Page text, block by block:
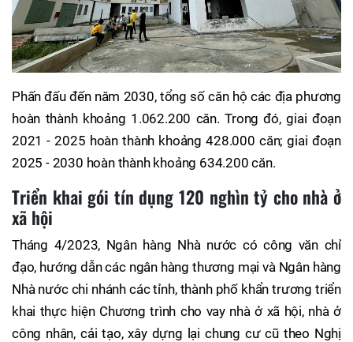
Phấn đấu đến năm 2030, tổng số căn hộ các địa phương
hoàn thành khoảng 1.062.200 căn. Trong đó, giai đoạn
2021 - 2025 hoàn thành khoảng 428.000 căn; giai đoạn
2025 - 2030 hoàn thành khoảng 634.200 căn.
Triển khai gói tín dụng 120 nghìn tỷ cho nhà ở
xã hội
Tháng 4/2023, Ngân hàng Nhà nước có công văn chỉ
đạo, hướng dẫn các ngân hàng thương mại và Ngân hàng
Nhà nước chi nhánh các tỉnh, thành phố khẩn trương triển
khai thực hiện Chương trình cho vay nhà ở xã hội, nhà ở
công nhân, cải tạo, xây dựng lại chung cư cũ theo Nghị